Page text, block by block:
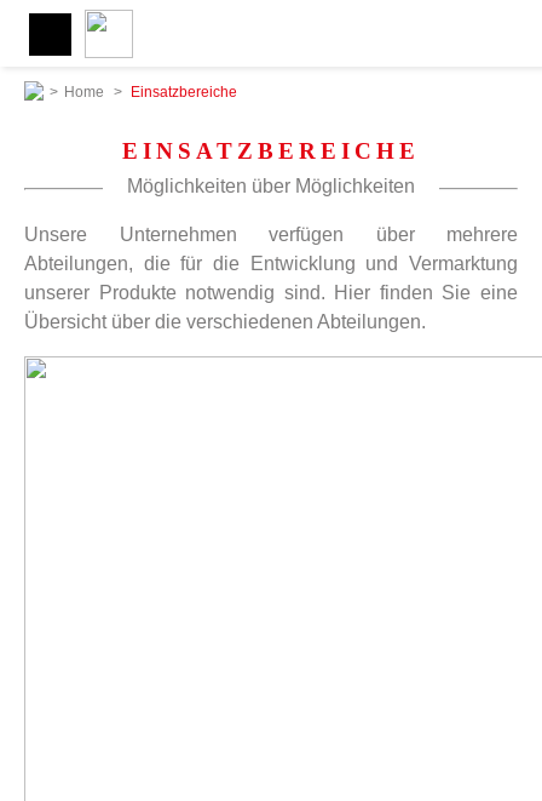
> Home > Einsatzbereiche
EINSATZBEREICHE
Möglichkeiten über Möglichkeiten
Unsere Unternehmen verfügen über mehrere
Abteilungen, die für die Entwicklung und Vermarktung
unserer Produkte notwendig sind. Hier finden Sie eine
Übersicht über die verschiedenen Abteilungen.